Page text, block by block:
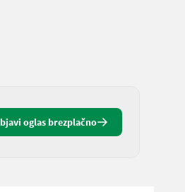
oglas brezplačno